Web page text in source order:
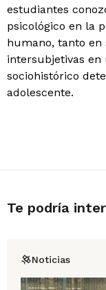
estudiantes
psicológico en la
humano, tanto en
intersubjetivas en
sociohistórico
adolescente.
Te podría
Noticias